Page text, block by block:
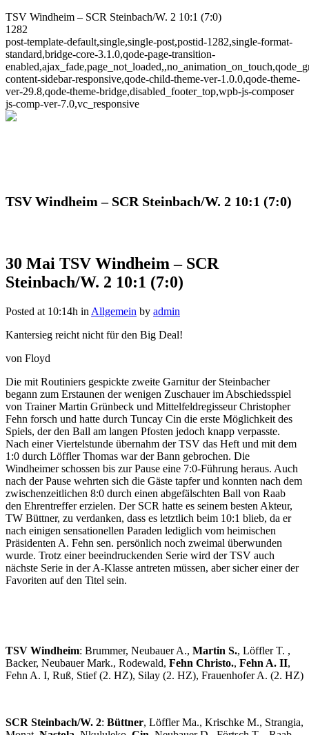
TSV Windheim – SCR Steinbach/W. 2 10:1 (7:0)
1282
post-template-default,single,single-post,postid-1282,single-format-
standard,bridge-core-3.1.0,qode-page-transition-
content-sidebar-responsive,qode-child-theme-ver-1.0.0,qode-theme-
ver-29.8,qode-theme-bridge,disabled_footer_top,wpb-js-composer
js-comp-ver-7.0,vc_responsive
TSV Windheim – SCR Steinbach/W. 2 10:1 (7:0)
30 Mai TSV Windheim – SCR
Steinbach/W. 2 10:1 (7:0)
Posted at 10:14h in Allgemein by admin
Kantersieg reicht nicht für den Big Deal!
von Floyd
Die mit Routiniers gespickte zweite Garnitur der Steinbacher
begann zum Erstaunen der wenigen Zuschauer im Abschiedsspiel
von Trainer Martin Grünbeck und Mittelfeldregisseur Christopher
Fehn forsch und hatte durch Tuncay Cin die erste Möglichkeit des
Spiels, der den Ball am langen Pfosten jedoch knapp verpasste.
Nach einer Viertelstunde übernahm der TSV das Heft und mit dem
1:0 durch Löffler Thomas war der Bann gebrochen. Die
Windheimer schossen bis zur Pause eine 7:0-Führung heraus. Auch
nach der Pause wehrten sich die Gäste tapfer und konnten nach dem
zwischenzeitlichen 8:0 durch einen abgefälschten Ball von Raab
den Ehrentreffer erzielen. Der SCR hatte es seinem besten Akteur,
TW Büttner, zu verdanken, dass es letztlich beim 10:1 blieb, da er
nach einigen sensationellen Paraden lediglich vom heimischen
Präsidenten A. Fehn sen. persönlich noch zweimal überwunden
wurde. Trotz einer beeindruckenden Serie wird der TSV auch
nächste Serie in der A-Klasse antreten müssen, aber sicher einer der
Favoriten auf den Titel sein.
TSV Windheim: Brummer, Neubauer A., Martin S., Löffler T. ,
Backer, Neubauer Mark., Rodewald, Fehn Christo., Fehn A. II,
Fehn A. I, Ruß, Stief (2. HZ), Silay (2. HZ), Frauenhofer A. (2. HZ)
SCR Steinbach/W. 2: Büttner, Löffler Ma., Krischke M., Strangia,